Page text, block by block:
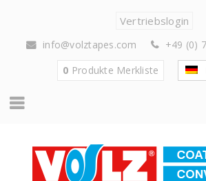
Vertriebslogin
info@volztapes.com
+49 (0)
0 Produkte Merkliste